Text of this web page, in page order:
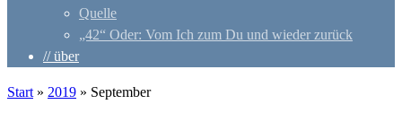
Quelle
„42“ Oder: Vom Ich zum Du und wieder zurück
// über
Start » 2019 » September